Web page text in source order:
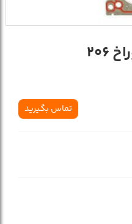
واشر سر سيلندر 1سوراخ 206
تماس بگیرید